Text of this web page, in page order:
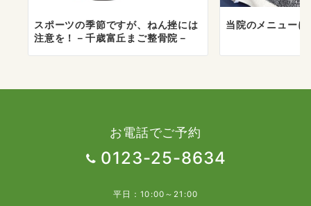
スポーツの季節ですが、ねん挫には
注意を！－千歳富丘まご整骨院－
当院のメニュー
お電話でご予約
0123-25-8634
平日：10:00～21:00